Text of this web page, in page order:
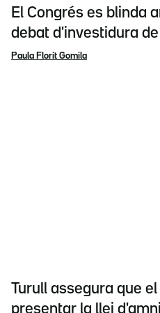
El Congrés es blinda
debat d'investidura
Paula Florit Gomila
Turull assegura que
presentar la llei